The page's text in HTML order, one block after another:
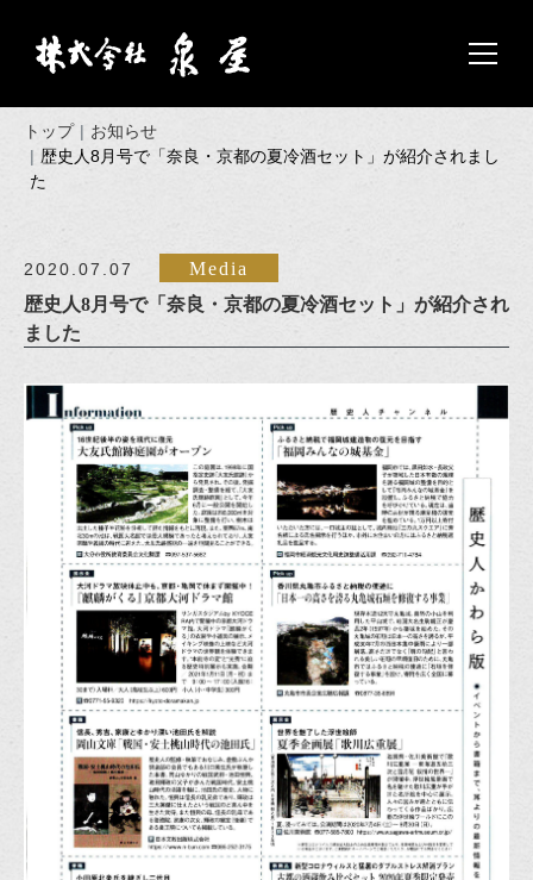
トップ
お知らせ
歴史人8月号で「奈良・京都の夏冷酒セット」が紹介されまし
た
2020.07.07
Media
歴史人8月号で「奈良・京都の夏冷酒セット」が紹介され
ました